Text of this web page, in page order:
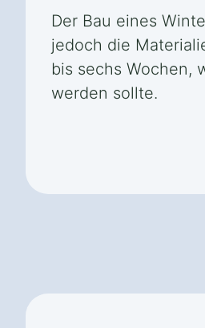
Der Bau eines
jedoch die
bis sechs Wochen,
werden sollte.